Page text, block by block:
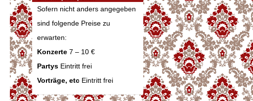
Sofern nicht anders angegeben
sind folgende Preise zu
erwarten:
Konzerte 7 – 10 €
Partys Eintritt frei
Vorträge, etc Eintritt frei